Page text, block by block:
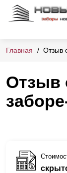
Главная Отзыв
Отзыв